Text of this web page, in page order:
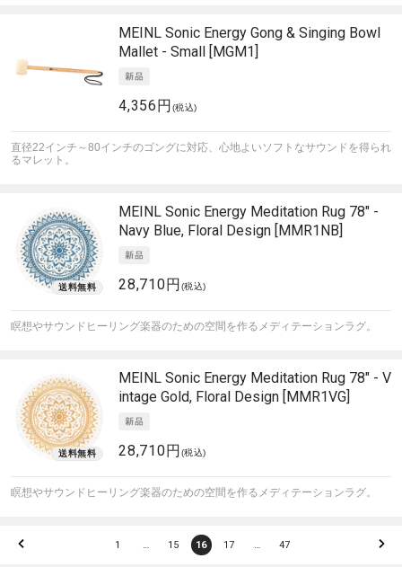
MEINL Sonic Energy Gong & Singing Bowl
Mallet - Small [MGM1]
4,356円 (税込)
直径22インチ～80インチのゴングに対応、心地よいソフトなサウンドを得られ
るマレット。
MEINL Sonic Energy Meditation Rug 78" -
Navy Blue, Floral Design [MMR1NB]
28,710円 (税込)
瞑想やサウンドヒーリング楽器のための空間を作るメディテーションラグ。
MEINL Sonic Energy Meditation Rug 78" - V
intage Gold, Floral Design [MMR1VG]
28,710円 (税込)
瞑想やサウンドヒーリング楽器のための空間を作るメディテーションラグ。
1 … 15 16 17 … 47